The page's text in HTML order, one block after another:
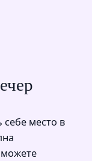
себе место в